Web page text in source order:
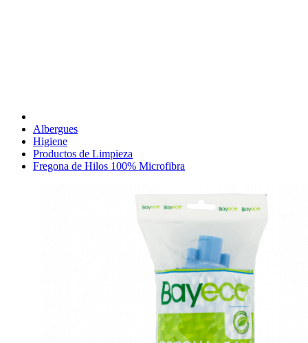
Albergues
Higiene
Productos de Limpieza
Fregona de Hilos 100% Microfibra